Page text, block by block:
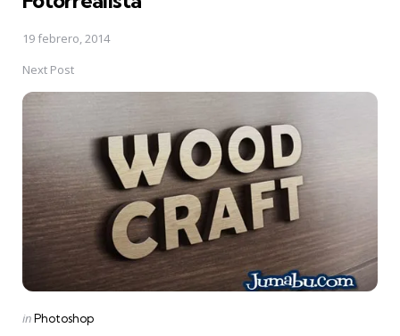
19 febrero, 2014
Next Post
Posted
inPhotoshop